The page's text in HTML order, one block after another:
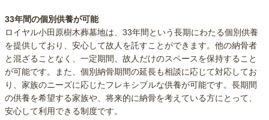
33年間の個別供養が可能
ロイヤル小田原樹木葬墓地は、33年間という長期にわたる個別供養
を提供しており、安心して故人を託すことができます。他の納骨者
と混ざることなく、一定期間、故人だけのスペースを保持すること
が可能です。また、個別納骨期間の延長も相談に応じて対応してお
り、家族のニーズに応じたフレキシブルな供養が可能です。長期間
の供養を希望する家族や、将来的に納骨を考えている方にとって、
安心して利用できる制度です。